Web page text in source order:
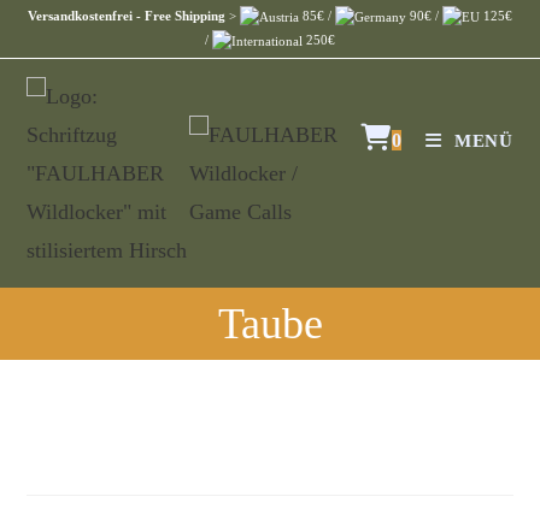
Versandkostenfrei - Free Shipping > 85€ / 90€ /
125€
/
250€
0 MENÜ
Taube